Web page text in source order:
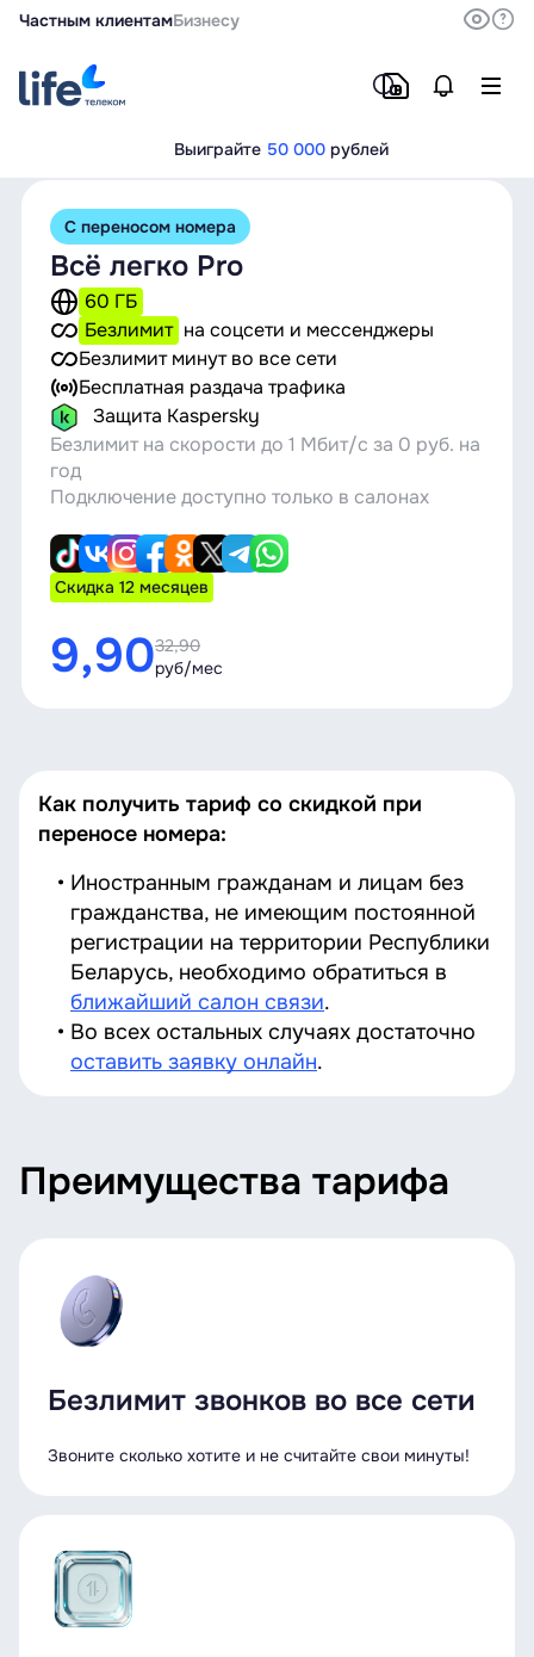
Частным клиентамБизнесу
Выиграйте 50 000 рублей
С переносом номера
Всё легко Pro
60 ГБ
Безлимит на соцсети и мессенджеры
Безлимит минут во все сети
Бесплатная раздача трафика
Защита Kaspersky
Безлимит на скорости до 1 Мбит/с за 0 руб. на
год
Подключение доступно только в салонах
Скидка 12 месяцев
9,9032,90
руб/мес
Как получить тариф со скидкой при
переносе номера:
Иностранным гражданам и лицам без
гражданства, не имеющим постоянной
регистрации на территории Республики
Беларусь, необходимо обратиться в
ближайший салон связи.
Во всех остальных случаях достаточно
оставить заявку онлайн.
Преимущества тарифа
Безлимит звонков во все сети
Звоните сколько хотите и не считайте свои минуты!